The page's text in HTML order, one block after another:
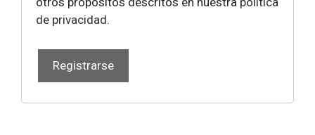
de privacidad.
Registrarse